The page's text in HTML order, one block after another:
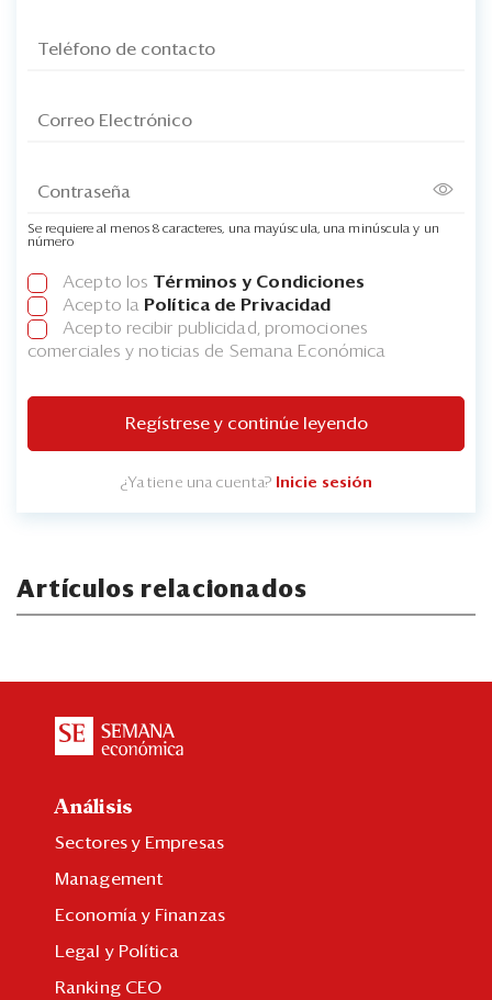
Se requiere al menos 8 caracteres, una mayúscula, una minúscula y un
número
Acepto los Términos y Condiciones
Acepto la Política de Privacidad
Acepto recibir publicidad, promociones
comerciales y noticias de Semana Económica
Regístrese y continúe leyendo
¿Ya tiene una cuenta? Inicie sesión
Artículos relacionados
Análisis
Sectores y Empresas
Management
Economía y Finanzas
Legal y Política
Ranking CEO